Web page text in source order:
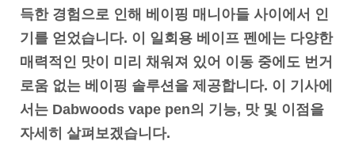
득한 경험으로 인해 베이핑 매니아들 사이에서 인
기를 얻었습니다. 이 일회용 베이프 펜에는 다양한
매력적인 맛이 미리 채워져 있어 이동 중에도 번거
로움 없는 베이핑 솔루션을 제공합니다. 이 기사에
서는 Dabwoods vape pen의 기능, 맛 및 이점을
자세히 살펴보겠습니다.